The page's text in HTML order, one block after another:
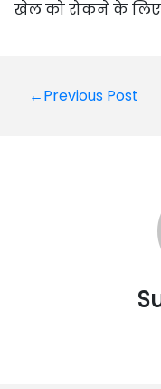
खेल को रोकने के लिए
Post
←Previous Post